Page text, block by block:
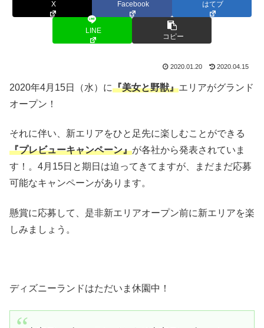
X Facebook はてブ
LINE
コピー
2020.01.20 2020.04.15
2020年4月15日（水）に『美女と野獣』エリアがグランド
オープン！
それに伴い、新エリアをひと足先に楽しむことができる
『プレビューキャンペーン』が各社から発表されていま
す！。4月15日と期日は迫ってきてますが、まだまだ応募
可能なキャンペーンがあります。
懸賞に応募して、是非新エリアオープン前に新エリアを楽
しみましょう。
ディズニーランドはただいま休園中！